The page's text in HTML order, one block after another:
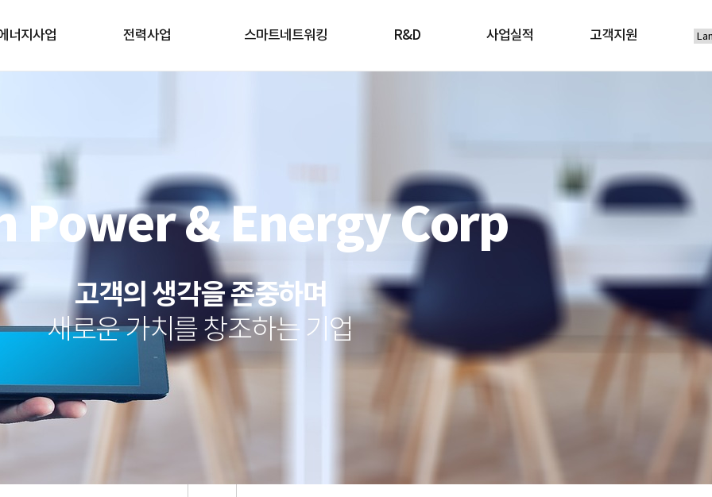
너지사업 전력사업 스마트네트워킹 R&D 사업실적 고객지원
Power & Energy Corp
고객의 생각을 존중하며
새로운 가치를 창조하는 기업